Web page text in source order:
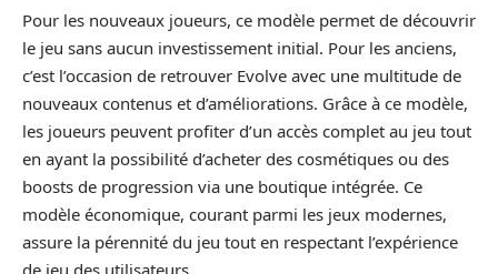
Pour les nouveaux joueurs, ce modèle permet de découvrir
le jeu sans aucun investissement initial. Pour les anciens,
c’est l’occasion de retrouver Evolve avec une multitude de
nouveaux contenus et d’améliorations. Grâce à ce modèle,
les joueurs peuvent profiter d’un accès complet au jeu tout
en ayant la possibilité d’acheter des cosmétiques ou des
boosts de progression via une boutique intégrée. Ce
modèle économique, courant parmi les jeux modernes,
assure la pérennité du jeu tout en respectant l’expérience
de jeu des utilisateurs.